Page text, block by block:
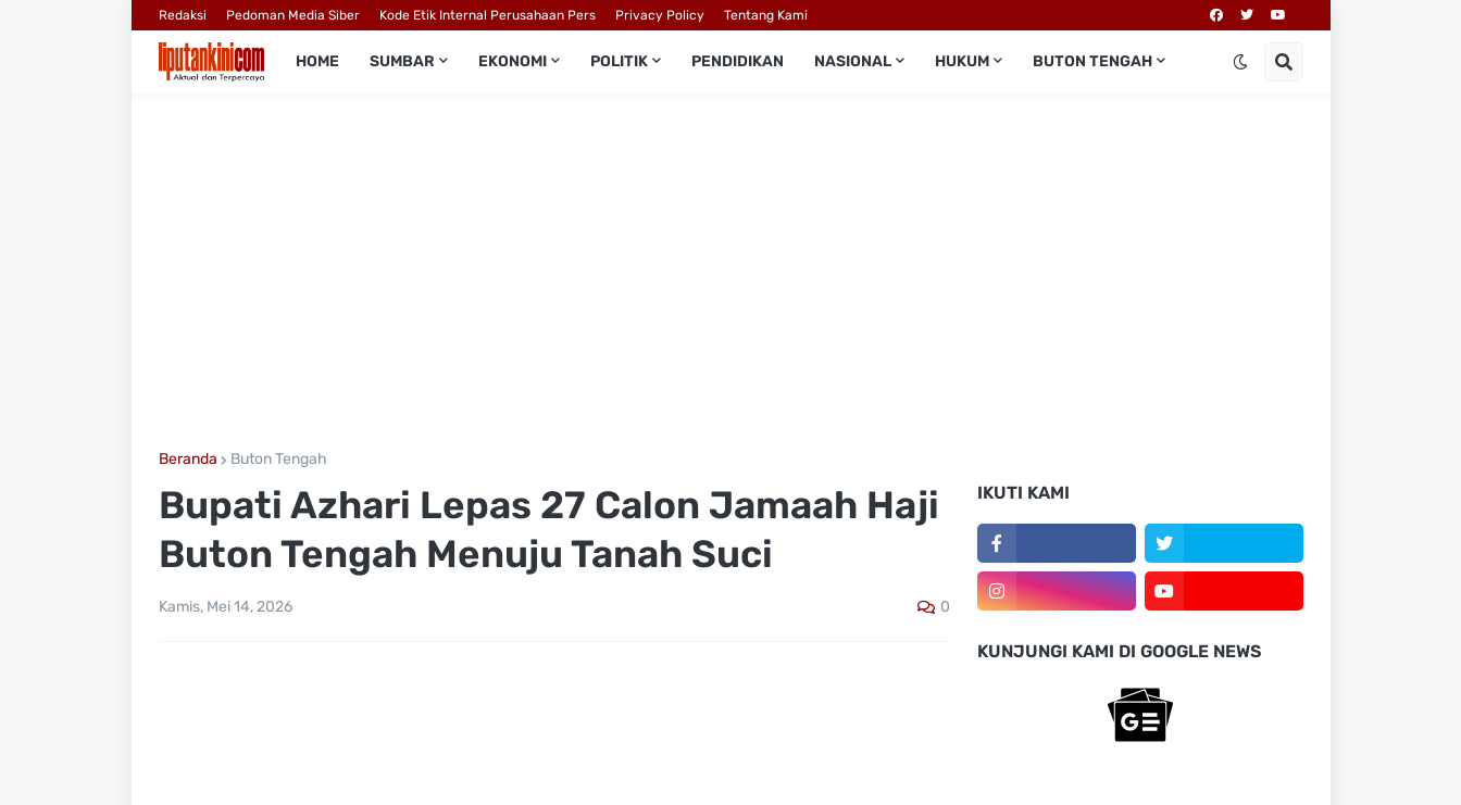
Redaksi Pedoman Media Siber Kode Etik Internal Perusahaan Pers Privacy Policy Tentang Kami
HOME SUMBAR EKONOMI POLITIK PENDIDIKAN NASIONAL HUKUM BUTON TENGAH
Beranda Buton Tengah
Bupati Azhari Lepas 27 Calon Jamaah Haji
Buton Tengah Menuju Tanah Suci
Kamis, Mei 14, 2026 0
IKUTI KAMI
KUNJUNGI KAMI DI GOOGLE NEWS